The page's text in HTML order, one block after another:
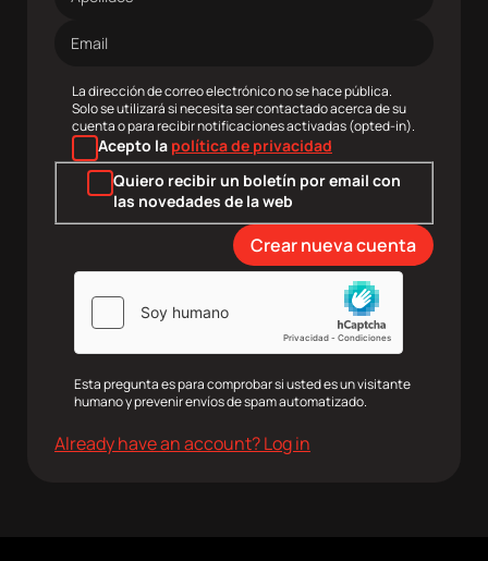
de
electrónico
La dirección de correo electrónico no se hace pública.
Solo se utilizará si necesita ser contactado acerca de su
cuenta o para recibir notificaciones activadas (opted-in).
Acepto la política de privacidad
Quiero recibir un boletín por email con
las novedades de la web
Esta pregunta es para comprobar si usted es un visitante
humano y prevenir envíos de spam automatizado.
Already have an account? Log in
RRSS
TwitterYoutube